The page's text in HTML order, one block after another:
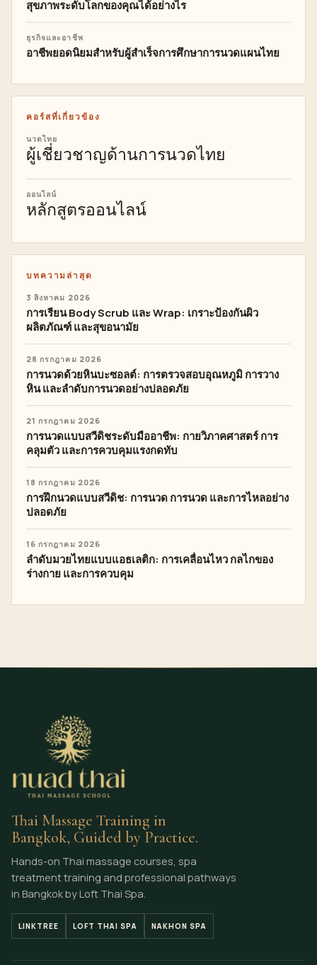
สุขภาพระดับโลกของคุณได้อย่างไร
ธุรกิจและอาชีพ
อาชีพยอดนิยมสำหรับผู้สำเร็จการศึกษาการนวดแผนไทย
คอร์สที่เกี่ยวข้อง
นวดไทย
ผู้เชี่ยวชาญด้านการนวดไทย
ออนไลน์
หลักสูตรออนไลน์
บทความล่าสุด
3 สิงหาคม 2026
การเรียน Body Scrub และ Wrap: เกราะป้องกันผิว
ผลิตภัณฑ์ และสุขอนามัย
28 กรกฎาคม 2026
การนวดด้วยหินบะซอลต์: การตรวจสอบอุณหภูมิ การวาง
หิน และลำดับการนวดอย่างปลอดภัย
21 กรกฎาคม 2026
การนวดแบบสวีดิชระดับมืออาชีพ: กายวิภาคศาสตร์ การ
คลุมตัว และการควบคุมแรงกดทับ
18 กรกฎาคม 2026
การฝึกนวดแบบสวีดิช: การนวด การนวด และการไหลอย่าง
ปลอดภัย
16 กรกฎาคม 2026
ลำดับมวยไทยแบบแอธเลติก: การเคลื่อนไหว กลไกของ
ร่างกาย และการควบคุม
Thai Massage Training in
Bangkok, Guided by Practice.
Hands-on Thai massage courses, spa
treatment training and professional pathways
in Bangkok by Loft Thai Spa.
LINKTREE LOFT THAI SPA NAKHON SPA